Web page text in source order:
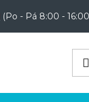
(Po - Pá 8:00 -